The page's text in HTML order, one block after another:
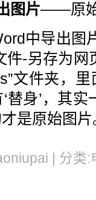
图片——原
中导出图
件-另存为网
文件夹，
替身’，其
是原始图片
| 分类